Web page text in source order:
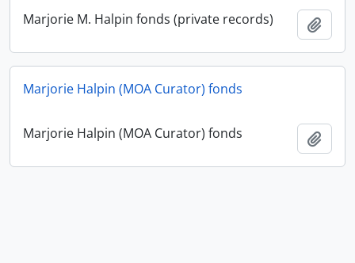
Marjorie M. Halpin fonds (private records)
Marjorie Halpin (MOA Curator) fonds
Marjorie Halpin (MOA Curator) fonds